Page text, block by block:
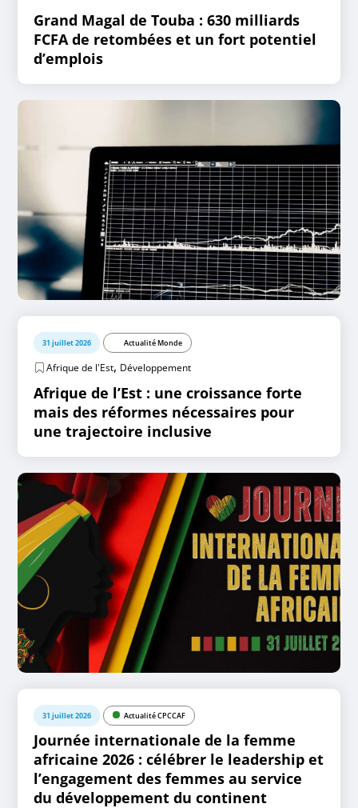
Grand Magal de Touba : 630 milliards
FCFA de retombées et un fort potentiel
d’emplois
31 juillet 2026 Actualité Monde
Afrique de l'Est, Développement
Afrique de l’Est : une croissance forte
mais des réformes nécessaires pour
une trajectoire inclusive
31 juillet 2026 Actualité CPCCAF
Journée internationale de la femme
africaine 2026 : célébrer le leadership et
l’engagement des femmes au service
du développement du continent